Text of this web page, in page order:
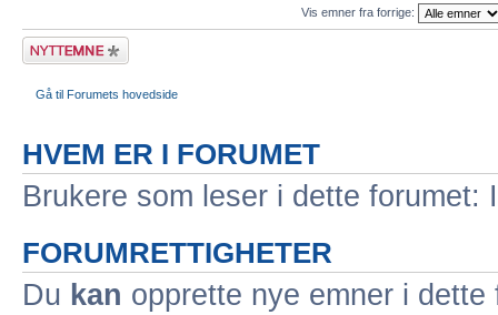
Vis emner fra forrige:
Legg inn et nytt
emne
Gå til Forumets hovedside
HVEM ER I FORUMET
Brukere som leser i dette
FORUMRETTIGHETER
Du kan opprette nye emner i dette